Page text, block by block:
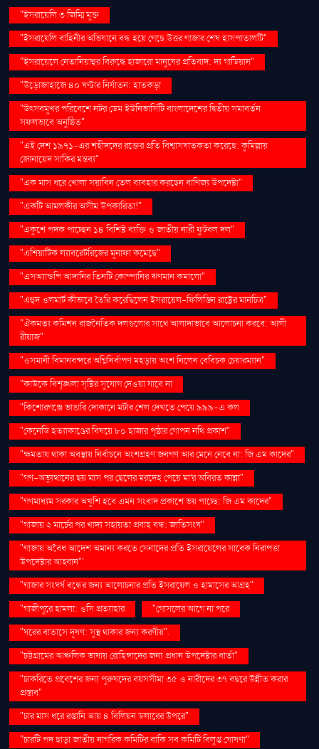
"ইসরায়েলি ৩ জিম্মি মুক্ত
"ইসরায়েলি বাহিনীর অভিযানে বন্ধ হয়ে গেছে উত্তর গাজার শেষ হাসপাতালটি"
"ইসরায়েলে নেতানিয়াহুর বিরুদ্ধে হাজারো মানুষের প্রতিবাদ: দ্য গার্ডিয়ান"
"উড়োজাহাজে ৪০ ঘণ্টার নির্যাতন: হাতকড়া
"উৎসবমুখর পরিবেশে নটর ডেম ইউনিভার্সিটি বাংলাদেশের দ্বিতীয় সমাবর্তন
সফলভাবে অনুষ্ঠিত"
"এই দেশ ১৯৭১-এর শহীদদের রক্তের প্রতি বিশ্বাসঘাতকতা করেছে: কুমিল্লায়
জোনায়েদ সাকির মন্তব্য"
"এক মাস ধরে খোলা সয়াবিন তেল ব্যবহার করছেন বাণিজ্য উপদেষ্টা"
"একটি আমলকীর অসীম উপকারিতা!"
"একুশে পদক পাচ্ছেন ১৪ বিশিষ্ট ব্যক্তি ও জাতীয় নারী ফুটবল দল"
"এশিয়াটিক ল্যাবরেটরিজের মুনাফা কমেছে"
"এসঅ্যান্ডপি আদানির তিনটি কোম্পানির ঋণমান কমালো"
"এহুদ ওলমার্ট কীভাবে তৈরি করেছিলেন ইসরায়েল-ফিলিস্তিন রাষ্ট্রের মানচিত্র"
"ঐকমত্য কমিশন রাজনৈতিক দলগুলোর সাথে আলাদাভাবে আলোচনা করবে: আলী
রীয়াজ"
"ওসমানী বিমানবন্দরে অগ্নিনির্বাপণ মহড়ায় অংশ নিলেন বেবিচক চেয়ারম্যান"
"কাউকে বিশৃঙ্খলা সৃষ্টির সুযোগ দেওয়া যাবে না
"কিশোরগঞ্জে ভাঙারি দোকানে মর্টার শেল দেখতে পেয়ে ৯৯৯-এ কল
"কেনেডি হত্যাকাণ্ডের বিষয়ে ৮০ হাজার পৃষ্ঠার গোপন নথি প্রকাশ"
"ক্ষমতায় থাকা অবস্থায় নির্বাচনে অংশগ্রহণ জনগণ আর মেনে নেবে না: জি এম কাদের"
"গণ–অভ্যুত্থানের ছয় মাস পর ছেলের মরদেহ পেয়ে মা'র অবিরত কান্না"
"গণমাধ্যম সরকার অখুশি হবে এমন সংবাদ প্রকাশে ভয় পাচ্ছে: জি এম কাদের"
"গাজায় ২ মার্চের পর খাদ্য সহায়তা প্রবাহ বন্ধ: জাতিসংঘ"
"গাজায় অবৈধ আদেশ অমান্য করতে সেনাদের প্রতি ইসরায়েলের সাবেক নিরাপত্তা
উপদেষ্টার আহ্বান"'
"গাজার সংঘর্ষ বন্ধের জন্য আলোচনার প্রতি ইসরায়েল ও হামাসের আগ্রহ"
"গাজীপুরে হামলা: ওসি প্রত্যাহার
"গোসলের আগে না পরে
"ঘরের বাতাসে দূষণ: সুস্থ থাকার জন্য করণীয়".
"চট্টগ্রামের আঞ্চলিক ভাষায় রোহিঙ্গাদের জন্য প্রধান উপদেষ্টার বার্তা"
"চাকরিতে প্রবেশের জন্য পুরুষদের বয়সসীমা ৩৫ ও নারীদের ৩৭ বছরে উন্নীত করার
প্রস্তাব"
"চার মাস ধরে রপ্তানি আয় ৪ বিলিয়ন ডলারের উপরে"
"চারটি পদ ছাড়া জাতীয় নাগরিক কমিটির বাকি সব কমিটি বিলুপ্ত ঘোষণা"